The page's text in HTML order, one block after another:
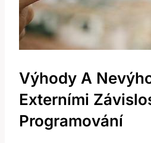
Výhody A
Externími
Programování